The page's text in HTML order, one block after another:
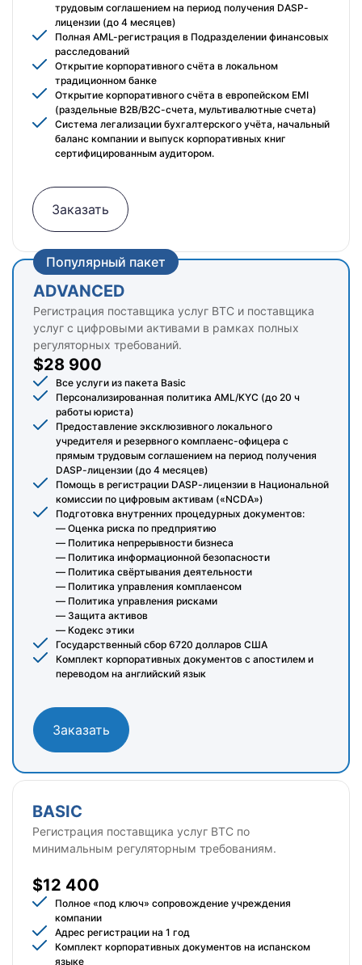
трудовым соглашением на период получения DASP-
лицензии (до 4 месяцев)
Полная AML-регистрация в Подразделении финансовых
расследований
Открытие корпоративного счёта в локальном
традиционном банке
Открытие корпоративного счёта в европейском EMI
(раздельные B2B/B2C-счета, мультивалютные счета)
Система легализации бухгалтерского учёта, начальный
баланс компании и выпуск корпоративных книг
сертифицированным аудитором.
Заказать
Популярный пакет
ADVANCED
Регистрация поставщика услуг BTC и поставщика
услуг с цифровыми активами в рамках полных
регуляторных требований.
$28 900
Все услуги из пакета Basic
Персонализированная политика AML/KYC (до 20 ч
работы юриста)
Предоставление эксклюзивного локального
учредителя и резервного комплаенс-офицера с
прямым трудовым соглашением на период получения
DASP-лицензии (до 4 месяцев)
Помощь в регистрации DASP-лицензии в Национальной
комиссии по цифровым активам («NCDA»)
Подготовка внутренних процедурных документов:
— Оценка риска по предприятию
— Политика непрерывности бизнеса
— Политика информационной безопасности
— Политика свёртывания деятельности
— Политика управления комплаенсом
— Политика управления рисками
— Защита активов
— Кодекс этики
Государственный сбор 6720 долларов США
Комплект корпоративных документов с апостилем и
переводом на английский язык
Заказать
BASIC
Регистрация поставщика услуг BTC по
минимальным регуляторным требованиям.
$12 400
Полное «под ключ» сопровождение учреждения
компании
Адрес регистрации на 1 год
Комплект корпоративных документов на испанском
языке